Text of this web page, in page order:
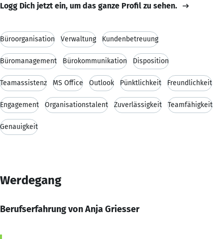
Logg Dich jetzt ein, um das ganze Profil zu sehen.
Büroorganisation Verwaltung Kundenbetreuung
Büromanagement Bürokommunikation Disposition
Teamassistenz MS Office Outlook Pünktlichkeit Freundlichkeit
Engagement Organisationstalent Zuverlässigkeit Teamfähigkeit
Genauigkeit
Werdegang
Berufserfahrung von Anja Griesser